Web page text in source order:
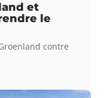
et
le
contre